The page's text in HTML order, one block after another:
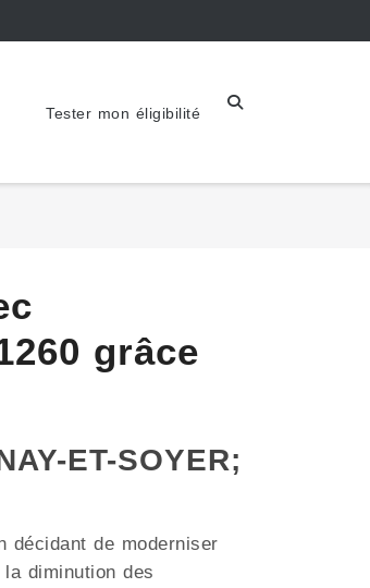
Tester mon éligibilité
grâce
ET-SOYER;
décidant de moderniser
diminution des